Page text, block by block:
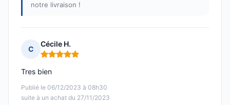
notre livraison !
C
Cécile H.
Note : 5 sur 5
Publié le 06/12/2023 à 08h30
suite à un achat du 27/11/2023
Tres bien